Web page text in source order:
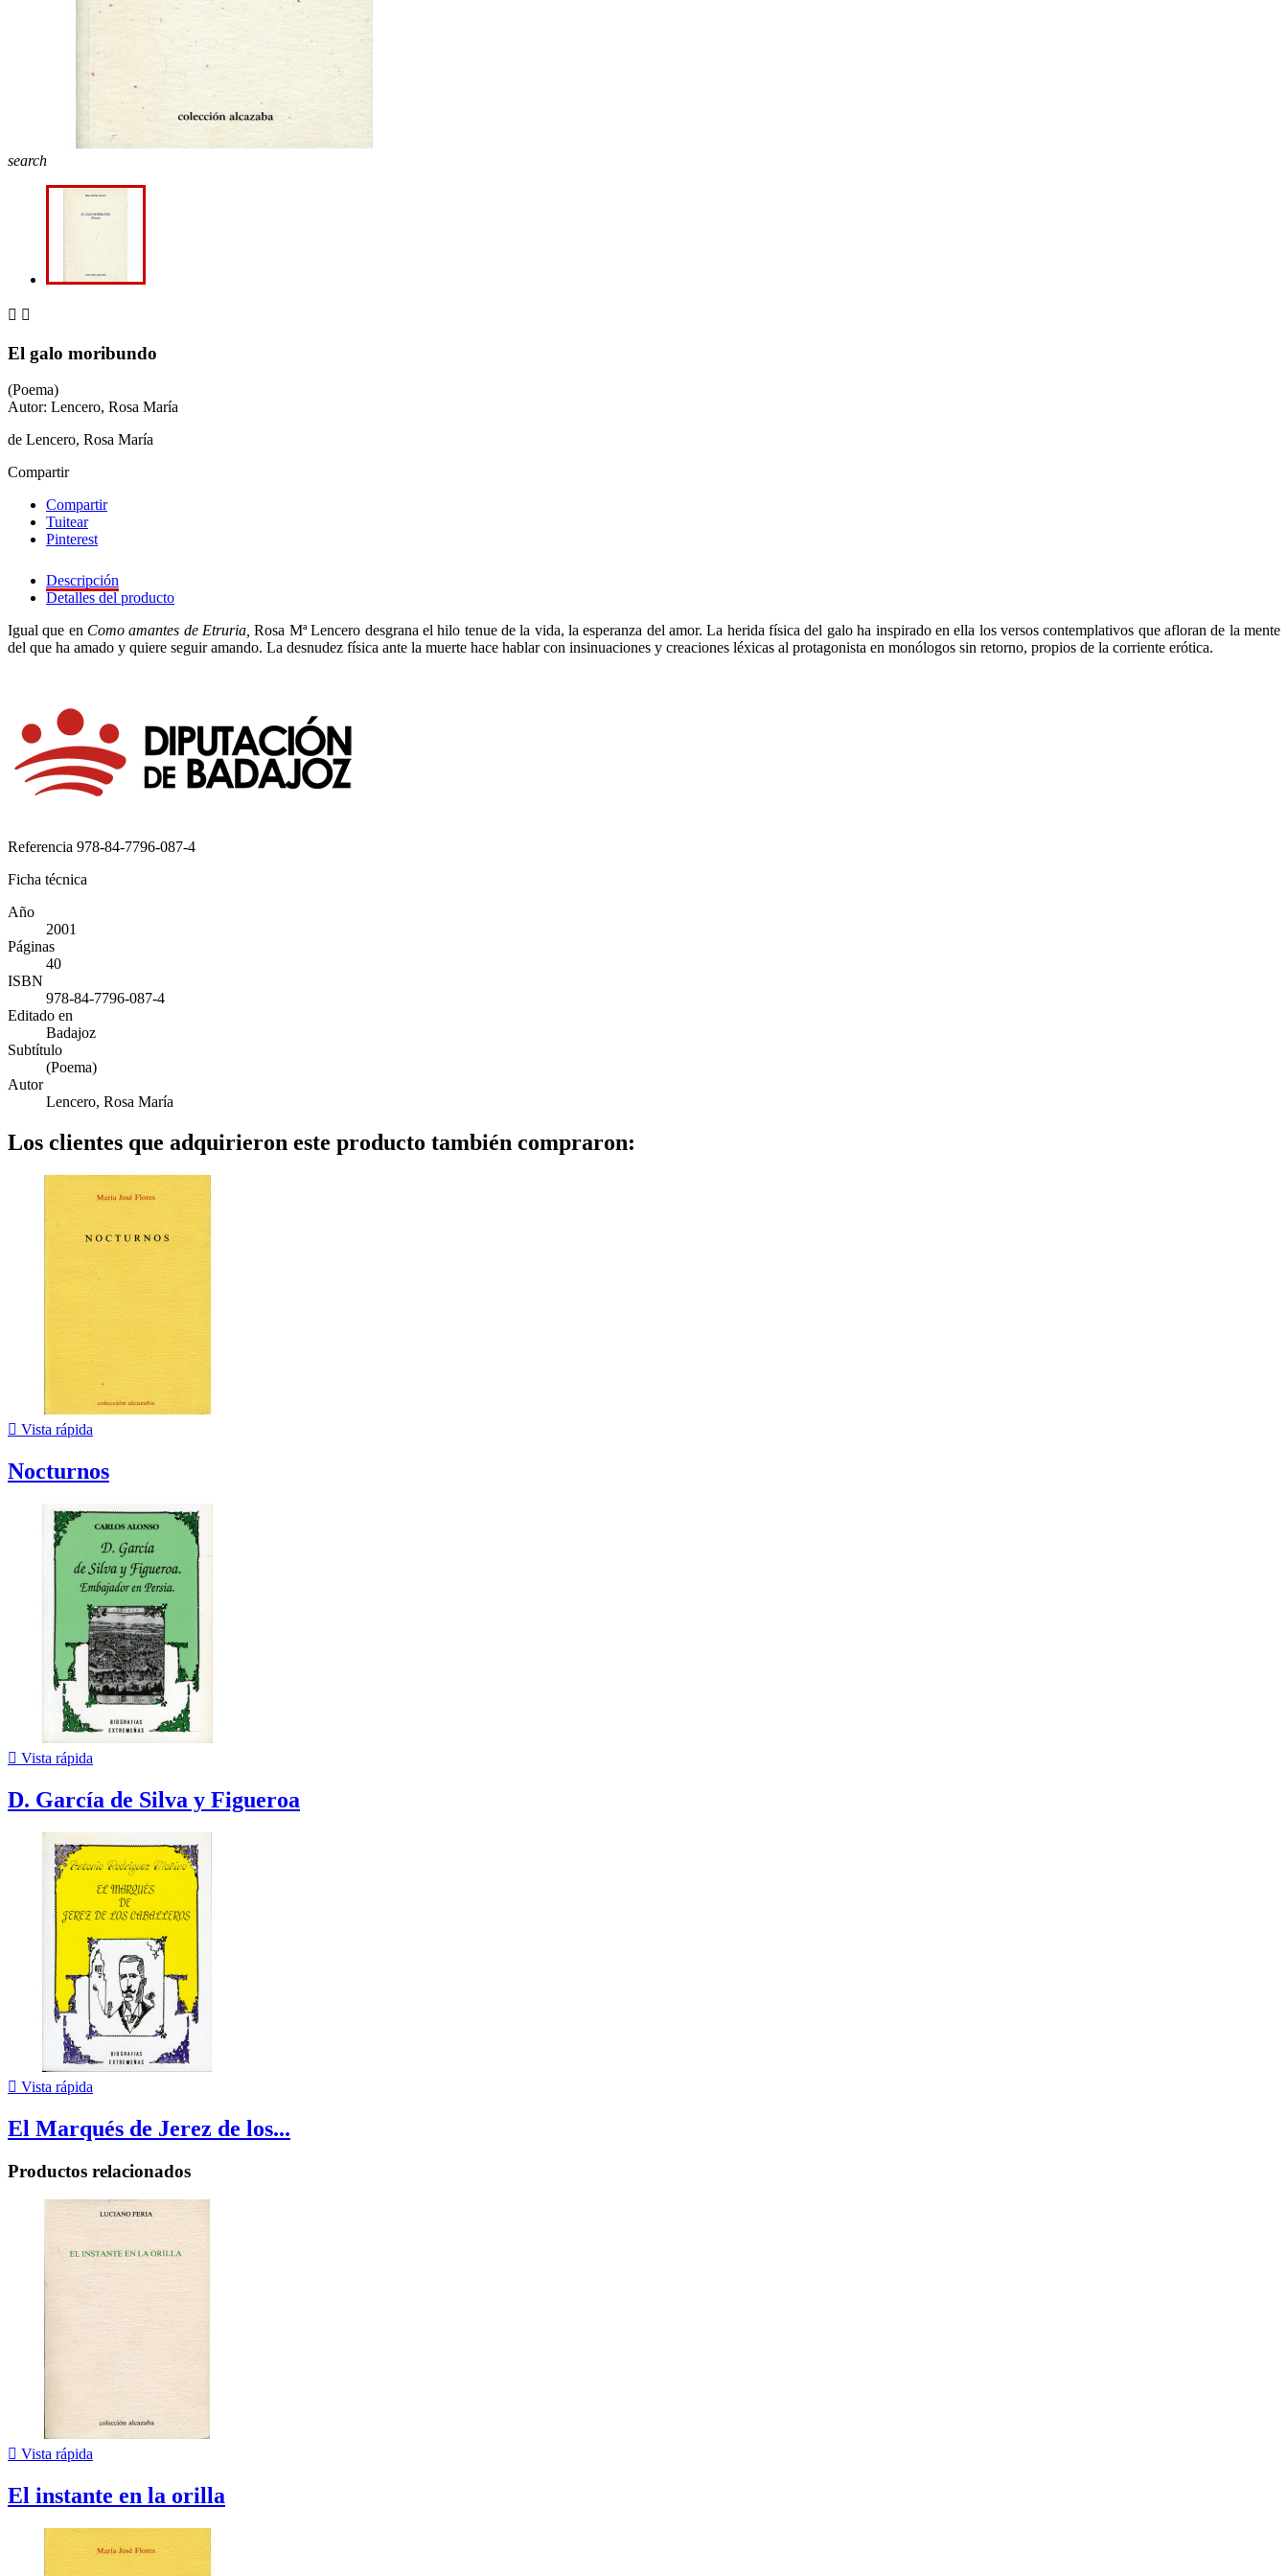
search
 
El galo moribundo
(Poema)
Autor: Lencero, Rosa María
de Lencero, Rosa María
Compartir
Compartir
Tuitear
Pinterest
Descripción
Detalles del producto
Igual que en Como amantes de Etruria, Rosa Mª Lencero desgrana el hilo tenue de la vida, la esperanza del amor. La herida física del galo ha inspirado en ella los versos contemplativos que afloran de la mente
del que ha amado y quiere seguir amando. La desnudez física ante la muerte hace hablar con insinuaciones y creaciones léxicas al protagonista en monólogos sin retorno, propios de la corriente erótica.
Referencia 978-84-7796-087-4
Ficha técnica
Año
2001
Páginas
40
ISBN
978-84-7796-087-4
Editado en
Badajoz
Subtítulo
(Poema)
Autor
Lencero, Rosa María
Los clientes que adquirieron este producto también compraron:
 Vista rápida
Nocturnos
 Vista rápida
D. García de Silva y Figueroa
 Vista rápida
El Marqués de Jerez de los...
Productos relacionados
 Vista rápida
El instante en la orilla